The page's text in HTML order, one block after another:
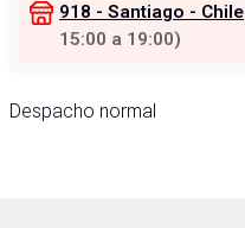
918 - Santiago - Chile
15:00 a 19:00)
Despacho normal